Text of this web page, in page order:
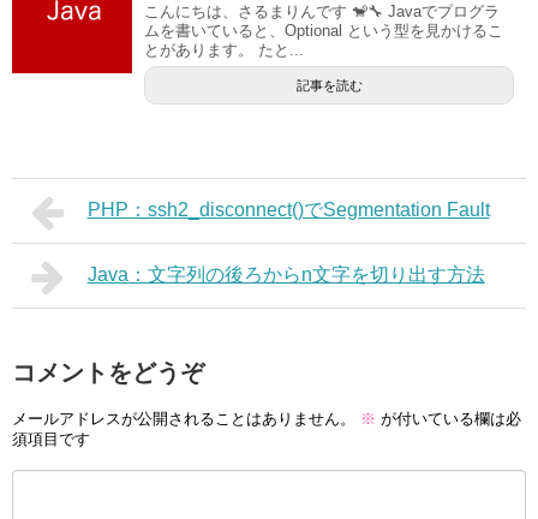
こんにちは、さるまりんです 🐒🔧 Javaでプログラ
ムを書いていると、Optional という型を見かけるこ
とがあります。 たと...
記事を読む
PHP：ssh2_disconnect()でSegmentation Fault
Java：文字列の後ろからn文字を切り出す方法
コメントをどうぞ
メールアドレスが公開されることはありません。 ※ が付いている欄は必
須項目です